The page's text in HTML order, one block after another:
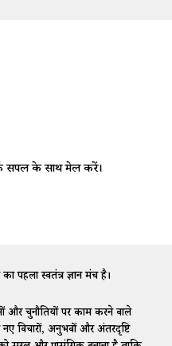
सैंपल के साथ मेल करें।
पहला स्वतंत्र ज्ञान मंच है।
चुनौतियों पर काम करने वाले
विचारों, अनुभवों और अंतरदृष्टि